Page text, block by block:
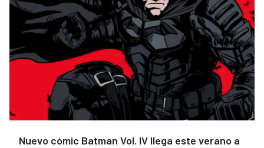
Nuevo cómic Batman Vol. IV llega este verano a